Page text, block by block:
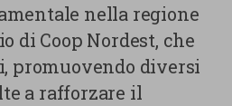
nella regione
di Coop Nordest, che
promuovendo diversi
a rafforzare il